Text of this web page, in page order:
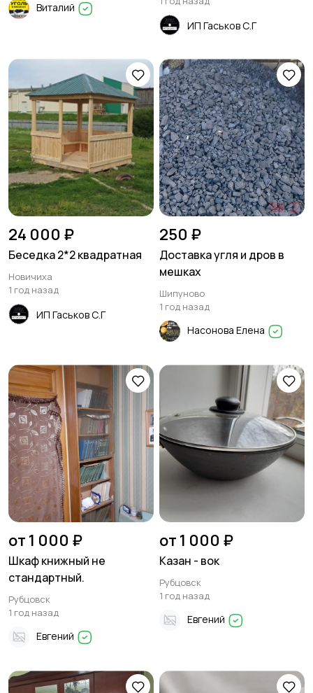
Виталий
ИП Гаськов С.Г
24 000 ₽
Беседка 2*2 квадратная
Новичиха
1 год назад
ИП Гаськов С.Г
250 ₽
Доставка угля и дров в
мешках
Шипуново
1 год назад
Насонова Елена
от 1 000 ₽
Шкаф книжный не
стандартный.
Рубцовск
1 год назад
Евгений
от 1 000 ₽
Казан - вок
Рубцовск
1 год назад
Евгений